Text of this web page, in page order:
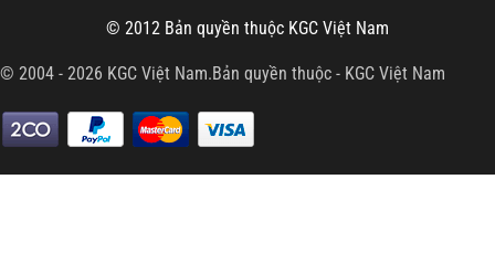
© 2012 Bản quyền thuộc KGC Việt Nam
© 2004 - 2026 KGC Việt Nam.Bản quyền thuộc - KGC Việt Nam